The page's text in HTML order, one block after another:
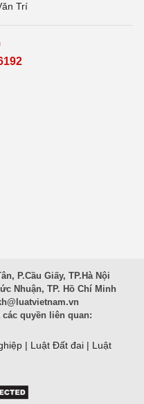
Trí
P.Cầu Giấy, TP.Hà Nội
Nhuận, TP. Hồ Chí Minh
quyền liên quan:
| Luật Đất đai | Luật